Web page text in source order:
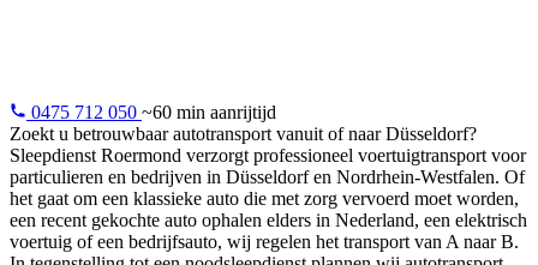
0475 712 050 ~60 min aanrijtijd
Zoekt u betrouwbaar autotransport vanuit of naar Düsseldorf?
Sleepdienst Roermond verzorgt professioneel voertuigtransport voor
particulieren en bedrijven in Düsseldorf en Nordrhein-Westfalen. Of
het gaat om een klassieke auto die met zorg vervoerd moet worden,
een recent gekochte auto ophalen elders in Nederland, een elektrisch
voertuig of een bedrijfsauto, wij regelen het transport van A naar B.